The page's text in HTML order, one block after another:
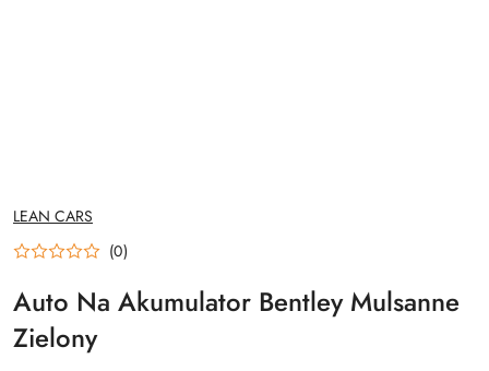
NAZWA
PRODUCENTA:
LEAN CARS
(0)
Auto Na Akumulator Bentley Mulsanne
Zielony